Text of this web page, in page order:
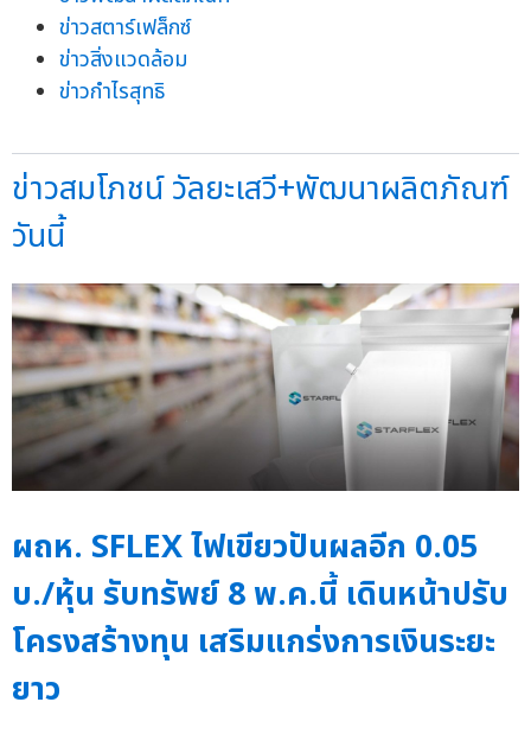
ข่าวสตาร์เฟล็กซ์
ข่าวสิ่งแวดล้อม
ข่าวกำไรสุทธิ
ข่าวสมโภชน์ วัลยะเสวี+พัฒนาผลิตภัณฑ์
วันนี้
ผถห. SFLEX ไฟเขียวปันผลอีก 0.05
บ./หุ้น รับทรัพย์ 8 พ.ค.นี้ เดินหน้าปรับ
โครงสร้างทุน เสริมแกร่งการเงินระยะ
ยาว